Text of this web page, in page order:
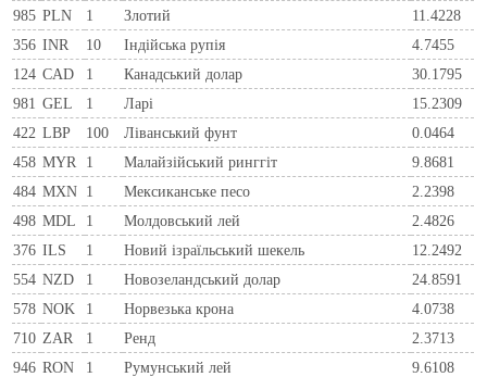
985 PLN 1 Злотий
11.4228
356 INR 10 Індійська рупія
4.7455
124 CAD 1 Канадський долар
30.1795
981 GEL 1 Ларi
15.2309
422 LBP 100 Ліванський фунт
0.0464
458 MYR 1 Малайзійський ринггіт
9.8681
484 MXN 1 Мексиканське песо
2.2398
498 MDL 1 Молдовський лей
2.4826
376 ILS 1 Новий ізраїльський шекель
12.2492
554 NZD 1 Новозеландський долар
24.8591
578 NOK 1 Норвезька крона
4.0738
710 ZAR 1 Ренд
2.3713
946 RON 1 Румунський лей
9.6108